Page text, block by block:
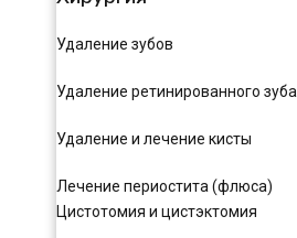
Удаление зубов
Удаление ретинированного зуба
Удаление и лечение кисты
Лечение периостита (флюса)
Цистотомия и цистэктомия